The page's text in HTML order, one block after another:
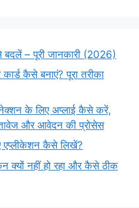
– पूरी जानकारी (2026)
कैसे बनाएं? पूरा तरीका
के लिए अप्लाई कैसे करें,
और आवेदन की प्रोसेस
कैसे लिखें?
क्यों नहीं हो रहा और कैसे ठीक